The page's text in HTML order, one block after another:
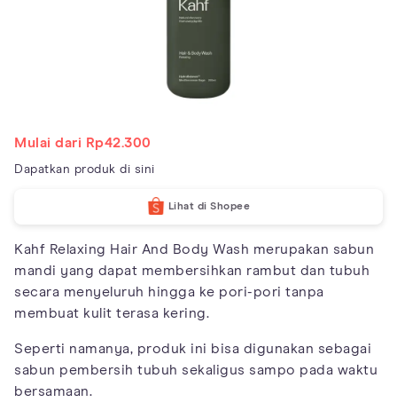
Mulai dari Rp42.300
Dapatkan produk di sini
Lihat di Shopee
Kahf Relaxing Hair And Body Wash merupakan sabun
mandi yang dapat membersihkan rambut dan tubuh
secara menyeluruh hingga ke pori-pori tanpa
membuat kulit terasa kering.
Seperti namanya, produk ini bisa digunakan sebagai
sabun pembersih tubuh sekaligus sampo pada waktu
bersamaan.